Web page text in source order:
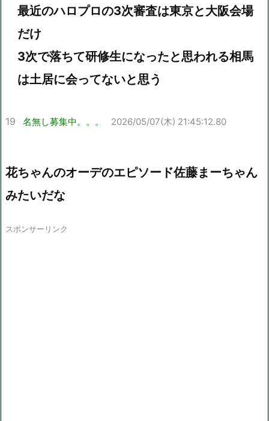
最近のハロプロの3次審査は東京と大阪会場
だけ
3次で落ちて研修生になったと思われる相馬
は土居に会ってないと思う
19 名無し募集中。。。 2026/05/07(木) 21:45:12.80
花ちゃんのオーデのエピソード佐藤まーちゃん
みたいだな
スポンサーリンク